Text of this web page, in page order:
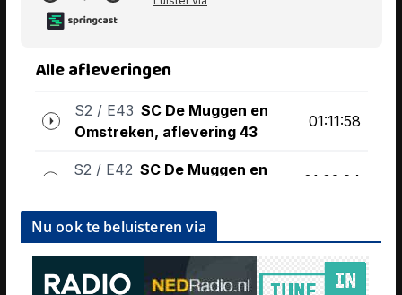
Nu ook te beluisteren via